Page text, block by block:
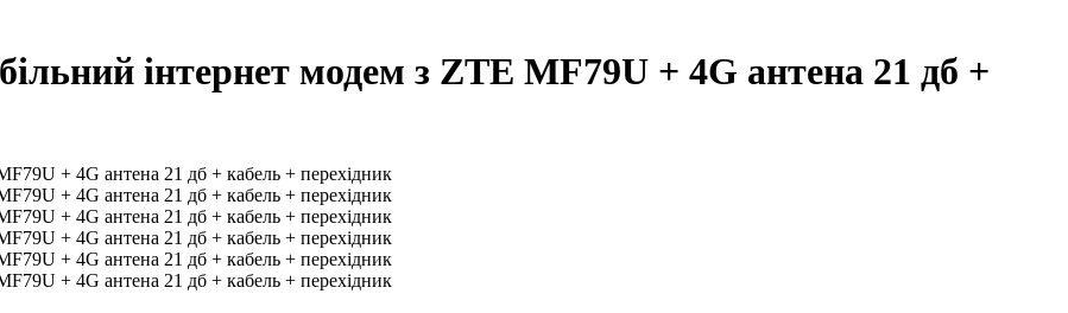
інтернет модем з ZTE MF79U + 4G антена 21 дб +